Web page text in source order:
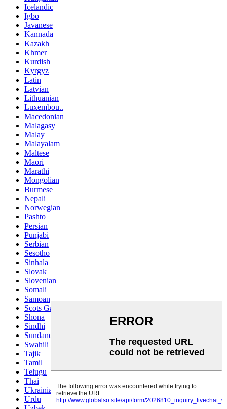
Icelandic
Igbo
Javanese
Kannada
Kazakh
Khmer
Kurdish
Kyrgyz
Latin
Latvian
Lithuanian
Luxembou..
Macedonian
Malagasy
Malay
Malayalam
Maltese
Maori
Marathi
Mongolian
Burmese
Nepali
Norwegian
Pashto
Persian
Punjabi
Serbian
Sesotho
Sinhala
Slovak
Slovenian
Somali
Samoan
Scots Gaelic
Shona
Sindhi
Sundanese
Swahili
Tajik
Tamil
Telugu
Thai
Ukrainian
Urdu